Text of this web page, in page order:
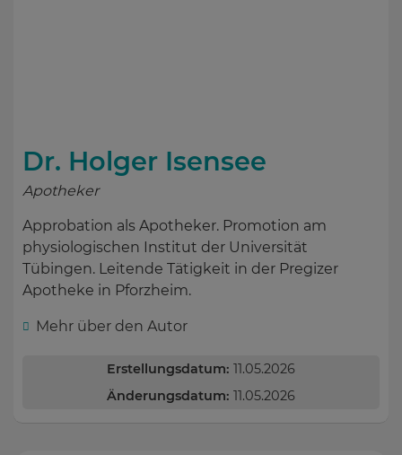
Dr. Holger Isensee
Apotheker
Approbation als Apotheker. Promotion am
physiologischen Institut der Universität
Tübingen. Leitende Tätigkeit in der Pregizer
Apotheke in Pforzheim.
Mehr über den Autor
Erstellungsdatum: 11.05.2026
Änderungsdatum: 11.05.2026